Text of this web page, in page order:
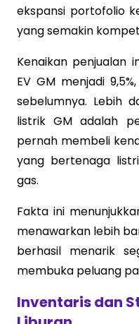
ekspansi portofolio
yang semakin
Kenaikan penjualan
EV GM menjadi
sebelumnya. Lebih
listrik GM adalah
pernah membeli
yang bertenaga
gas.
Fakta ini
menawarkan lebih
berhasil menarik
membuka peluang
Inventaris dan